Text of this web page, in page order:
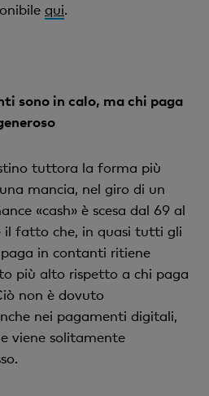
qui.
sono in calo, ma chi paga
tuttora la forma più
mancia, nel giro di un
«cash» è scesa dal 69 al
il fatto che, in quasi tutti gli
in contanti ritiene
più alto rispetto a chi paga
non è dovuto
nei pagamenti digitali,
viene solitamente